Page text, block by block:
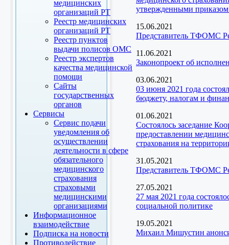
медицинских
организаций РТ
Реестр медицинских
организаций РТ
Реестр пунктов
выдачи полисов ОМС
Реестр экспертов
качества медицинской
помощи
Сайты
государственных
органов
Сервисы
Сервис подачи
уведомления об
осуществлении
деятельности в сфере
обязательного
медицинского
страхования
страховыми
медицинскими
организациями
Информационное
взаимодействие
Подписка на новости
Противодействие
утвержденными
15.06.2021
Представитель ТФОМС
11.06.2021
Законопроект об
03.06.2021
03 июня 2021 года
бюджету, налогам и
01.06.2021
Состоялось заседание
предоставлении
страхования на
31.05.2021
Представитель ТФОМС
27.05.2021
27 мая 2021 года
социальной политике
19.05.2021
Михаил Мишустин